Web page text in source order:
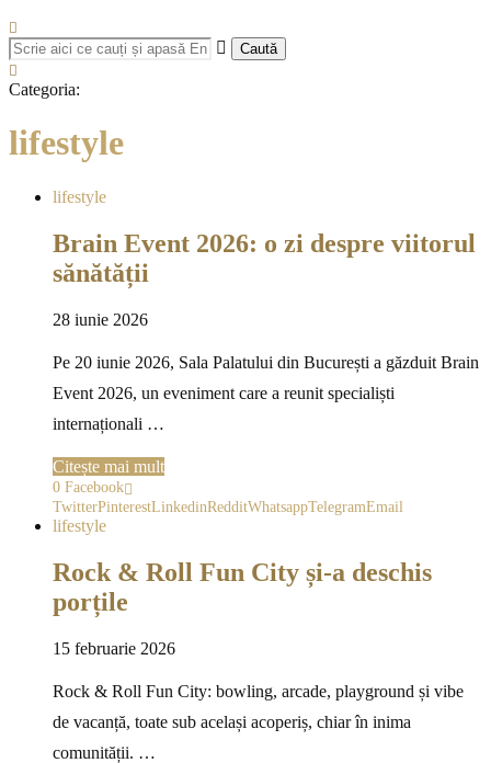
Caută
Categoria:
lifestyle
lifestyle
Brain Event 2026: o zi despre viitorul
sănătății
28 iunie 2026
Pe 20 iunie 2026, Sala Palatului din București a găzduit Brain
Event 2026, un eveniment care a reunit specialiști
internaționali …
Citește mai mult
0 Facebook
TwitterPinterestLinkedinRedditWhatsappTelegramEmail
lifestyle
Rock & Roll Fun City și-a deschis
porțile
15 februarie 2026
Rock & Roll Fun City: bowling, arcade, playground și vibe
de vacanță, toate sub același acoperiș, chiar în inima
comunității. …